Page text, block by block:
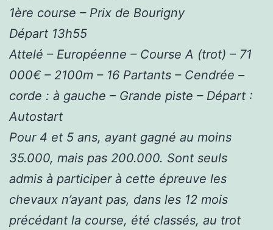
1ère course – Prix de Bourigny
Départ 13h55
Attelé – Européenne – Course A (trot) – 71
000€ – 2100m – 16 Partants – Cendrée –
corde : à gauche – Grande piste – Départ :
Autostart
Pour 4 et 5 ans, ayant gagné au moins
35.000, mais pas 200.000. Sont seuls
admis à participer à cette épreuve les
chevaux n’ayant pas, dans les 12 mois
précédant la course, été classés, au trot